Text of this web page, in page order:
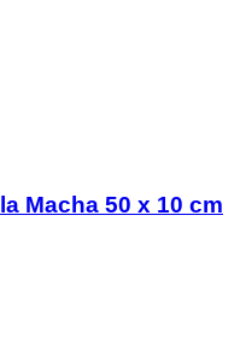
Macha 50 x 10 cm